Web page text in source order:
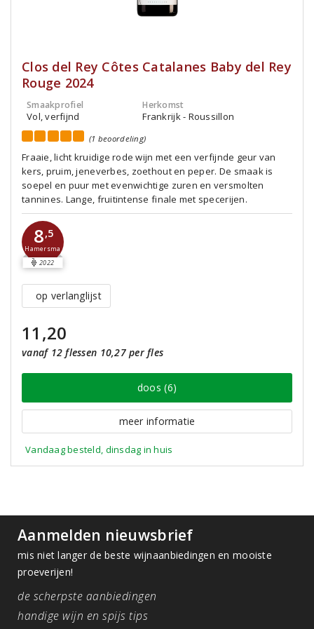
Clos del Rey Côtes Catalanes Baby del Rey
Rouge 2024
Smaakprofiel
Vol, verfijnd
Herkomst
Frankrijk - Roussillon
(1 beoordeling)
Fraaie, licht kruidige rode wijn met een verfijnde geur van
kers, pruim, jeneverbes, zoethout en peper. De smaak is
soepel en puur met evenwichtige zuren en versmolten
tannines. Lange, fruitintense finale met specerijen.
8,5
Hamersma
2022
op verlanglijst
11,20
vanaf 12 flessen 10,27 per fles
doos (6)
meer informatie
Vandaag besteld, dinsdag in huis
Aanmelden nieuwsbrief
mis niet langer de beste wijnaanbiedingen en mooiste
proeverijen!
de scherpste aanbiedingen
handige wijn en spijs tips